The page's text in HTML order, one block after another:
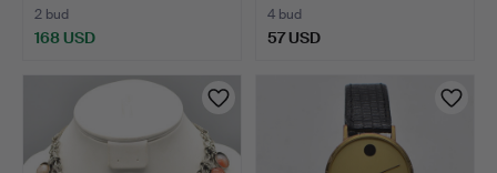
2 bud
168 USD
4 bud
57 USD